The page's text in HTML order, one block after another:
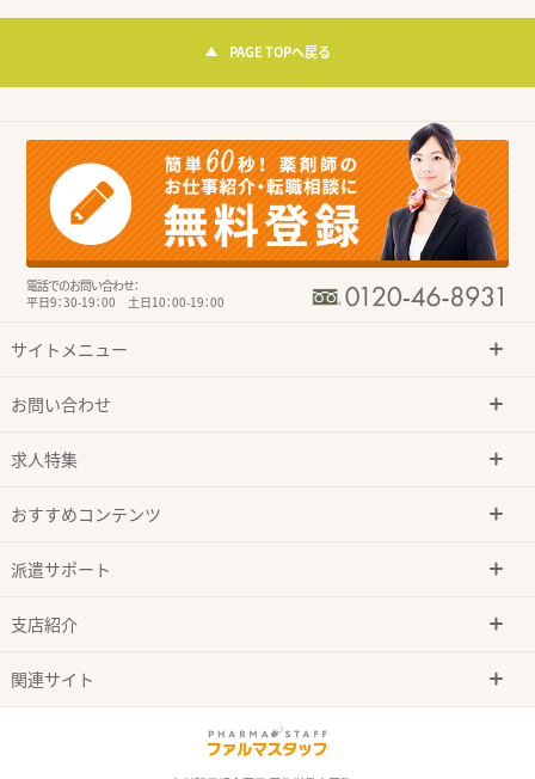
PAGE TOPへ戻る
電話でのお問い合わせ：
平日9：30-19：00 土日10：00-19：00
サイトメニュー
お問い合わせ
求人特集
おすすめコンテンツ
派遣サポート
支店紹介
関連サイト